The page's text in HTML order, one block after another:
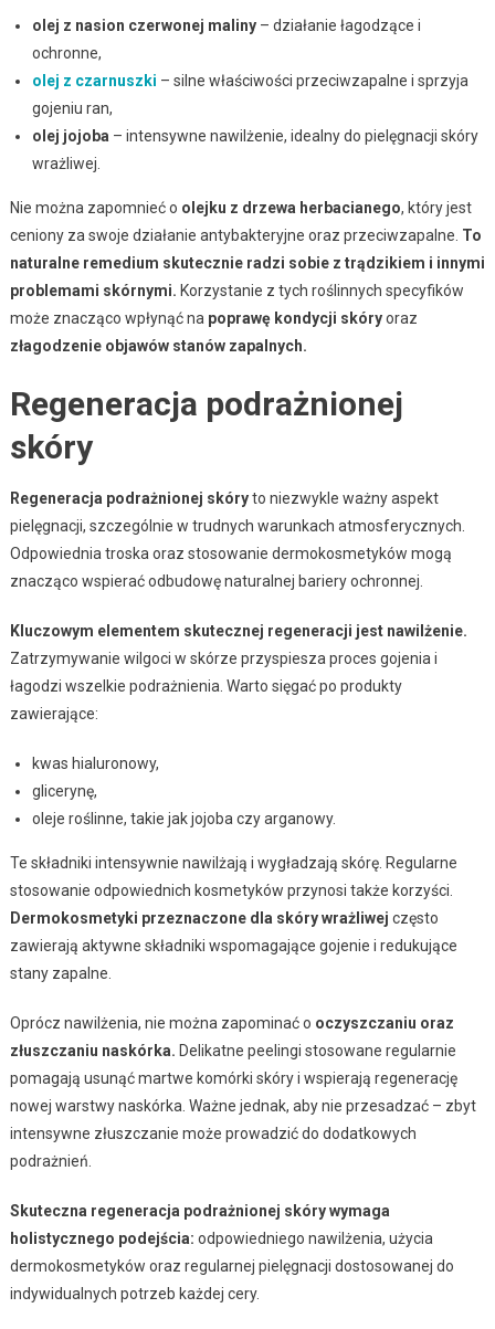
olej z nasion czerwonej maliny– działanie łagodzące i
ochronne,
olej z czarnuszki – silne właściwości przeciwzapalne i sprzyja
gojeniu ran,
olej jojoba – intensywne nawilżenie, idealny do pielęgnacji skóry
wrażliwej.
Nie można zapomnieć o olejku z drzewa herbacianego, który jest
ceniony za swoje działanie antybakteryjne oraz przeciwzapalne. To
naturalne remedium skutecznie radzi sobie z trądzikiem i innymi
problemami skórnymi. Korzystanie z tych roślinnych specyfików
może znacząco wpłynąć na poprawę kondycji skóryoraz
złagodzenie objawów stanów zapalnych.
Regeneracja podrażnionej
skóry
Regeneracja podrażnionej skóryto niezwykle ważny aspekt
pielęgnacji, szczególnie w trudnych warunkach atmosferycznych.
Odpowiednia troska oraz stosowanie dermokosmetyków mogą
znacząco wspierać odbudowę naturalnej bariery ochronnej.
Kluczowym elementem skutecznej regeneracji jest nawilżenie.
Zatrzymywanie wilgoci w skórze przyspiesza proces gojenia i
łagodzi wszelkie podrażnienia. Warto sięgać po produkty
zawierające:
kwas hialuronowy,
glicerynę,
oleje roślinne, takie jak jojoba czy arganowy.
Te składniki intensywnie nawilżają i wygładzają skórę. Regularne
stosowanie odpowiednich kosmetyków przynosi także korzyści.
Dermokosmetyki przeznaczone dla skóry wrażliwej często
zawierają aktywne składniki wspomagające gojenie i redukujące
stany zapalne.
Oprócz nawilżenia, nie można zapominać o oczyszczaniu oraz
złuszczaniu naskórka. Delikatne peelingi stosowane regularnie
pomagają usunąć martwe komórki skóry i wspierają regenerację
nowej warstwy naskórka. Ważne jednak, aby nie przesadzać – zbyt
intensywne złuszczanie może prowadzić do dodatkowych
podrażnień.
Skuteczna regeneracja podrażnionej skóry wymaga
holistycznego podejścia: odpowiedniego nawilżenia, użycia
dermokosmetyków oraz regularnej pielęgnacji dostosowanej do
indywidualnych potrzeb każdej cery.